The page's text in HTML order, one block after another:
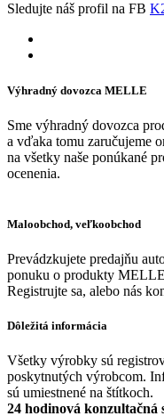
Sledujte náš profil na FB
Výhradný dovozca MELLE
Sme výhradný dovozca
a vďaka tomu zaručujeme
na všetky naše ponúkané
ocenenia.
Maloobchod, veľkoobchod
Prevádzkujete predajňu
ponuku o produkty
Registrujte sa, alebo nás
Dôležitá informácia
Všetky výrobky sú
poskytnutých výrobcom.
sú umiestnené na štítkoch.
24 hodinová